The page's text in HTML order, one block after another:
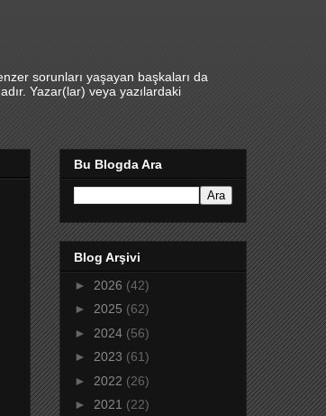
sorunları yaşayan başkaları da
Yazar(lar) veya yazılardaki
Bu Blogda Ara
Blog Arşivi
► 2026 (42)
► 2025 (62)
► 2024 (56)
► 2023 (61)
► 2022 (26)
► 2021 (22)